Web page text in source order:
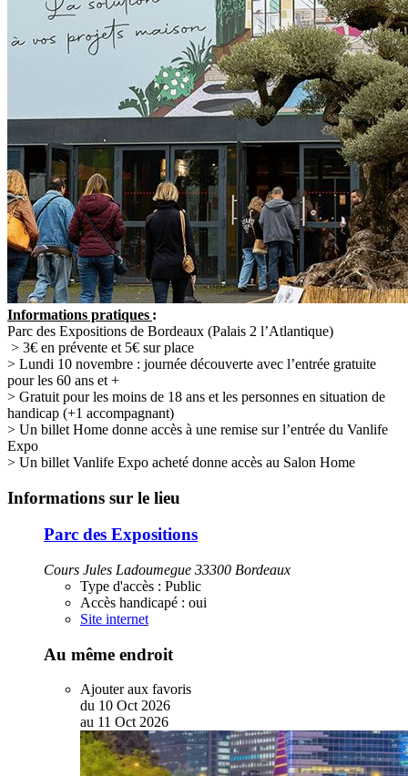
Informations pratiques :
Parc des Expositions de Bordeaux (Palais 2 l’Atlantique)
> 3€ en prévente et 5€ sur place
> Lundi 10 novembre : journée découverte avec l’entrée gratuite
pour les 60 ans et +
> Gratuit pour les moins de 18 ans et les personnes en situation de
handicap (+1 accompagnant)
> Un billet Home donne accès à une remise sur l’entrée du Vanlife
Expo
> Un billet Vanlife Expo acheté donne accès au Salon Home
Informations sur le lieu
Parc des Expositions
Cours Jules Ladoumegue 33300 Bordeaux
Type d'accès : Public
Accès handicapé : oui
Site internet
Au même endroit
Ajouter aux favoris
du 10 Oct 2026
au 11 Oct 2026